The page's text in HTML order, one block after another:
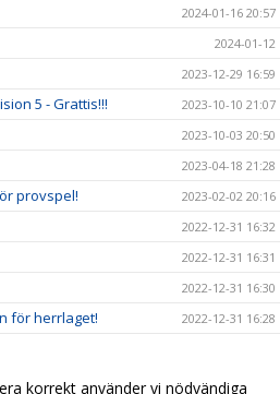
2024-01-16 20:57
2024-01-12
2023-12-29 16:59
5 - Grattis!!! 2023-10-10 21:07
2023-10-03 20:50
2023-04-18 21:28
provspel! 2023-02-02 20:16
2022-12-31 16:32
2022-12-31 16:31
2022-12-31 16:30
för herrlaget! 2022-12-31 16:28
2022-12-31 16:25
korrekt använder vi nödvändiga